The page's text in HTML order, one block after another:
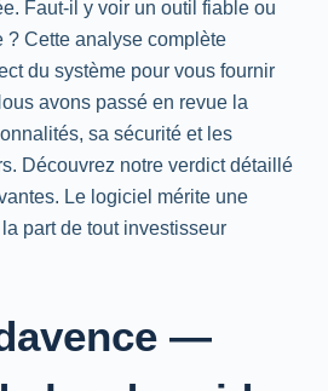
Faut-il y voir un outil fiable ou
? Cette analyse complète
du système pour vous fournir
avons passé en revue la
sa sécurité et les
Découvrez notre verdict détaillé
Le logiciel mérite une
part de tout investisseur
—